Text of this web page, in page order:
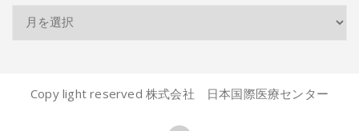
Copy light reserved 株式会社 日本国際医療センター